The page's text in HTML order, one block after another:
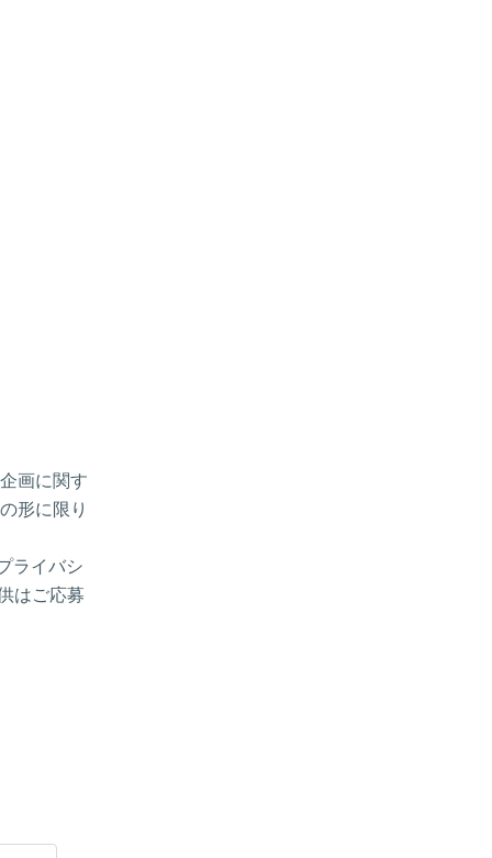
画に関す
形に限り
ライバシ
はご応募